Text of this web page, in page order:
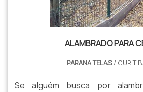
ALAMBRADO PARA
PARANA TELAS /
Se alguém busca por